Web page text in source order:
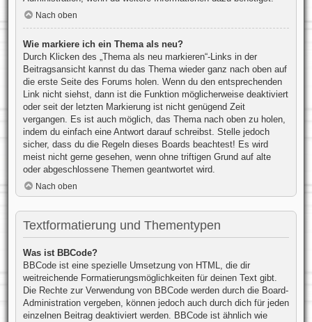
Nach oben
Wie markiere ich ein Thema als neu?
Durch Klicken des „Thema als neu markieren“-Links in der
Beitragsansicht kannst du das Thema wieder ganz nach oben auf
die erste Seite des Forums holen. Wenn du den entsprechenden
Link nicht siehst, dann ist die Funktion möglicherweise deaktiviert
oder seit der letzten Markierung ist nicht genügend Zeit
vergangen. Es ist auch möglich, das Thema nach oben zu holen,
indem du einfach eine Antwort darauf schreibst. Stelle jedoch
sicher, dass du die Regeln dieses Boards beachtest! Es wird
meist nicht gerne gesehen, wenn ohne triftigen Grund auf alte
oder abgeschlossene Themen geantwortet wird.
Nach oben
Textformatierung und Thementypen
Was ist BBCode?
BBCode ist eine spezielle Umsetzung von HTML, die dir
weitreichende Formatierungsmöglichkeiten für deinen Text gibt.
Die Rechte zur Verwendung von BBCode werden durch die Board-
Administration vergeben, können jedoch auch durch dich für jeden
einzelnen Beitrag deaktiviert werden. BBCode ist ähnlich wie